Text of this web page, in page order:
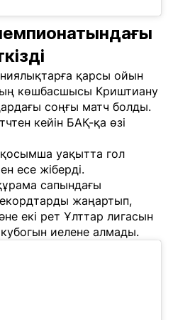
қарсы ойын
көшбасшысы Криштиану
соңғы матч болды.
кейін БАҚ-қа өзі
уақытта гол
есе жіберді.
сапындағы
жаңартып,
екі рет Ұлттар лигасын
иелене алмады.